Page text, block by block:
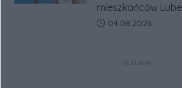
mieszkańców
rosyjskim
w jeden system.
Data dodania
04.08.2026
REKLAMA